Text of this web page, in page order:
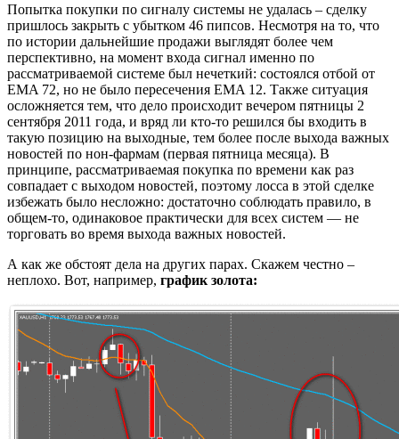
Попытка покупки по сигналу системы не удалась – сделку
пришлось закрыть с убытком 46 пипсов. Несмотря на то, что
по истории дальнейшие продажи выглядят более чем
перспективно, на момент входа сигнал именно по
рассматриваемой системе был нечеткий: состоялся отбой от
EMA 72, но не было пересечения EMA 12. Также ситуация
осложняется тем, что дело происходит вечером пятницы 2
сентября 2011 года, и вряд ли кто-то решился бы входить в
такую позицию на выходные, тем более после выхода важных
новостей по нон-фармам (первая пятница месяца). В
принципе, рассматриваемая покупка по времени как раз
совпадает с выходом новостей, поэтому лосса в этой сделке
избежать было несложно: достаточно соблюдать правило, в
общем-то, одинаковое практически для всех систем — не
торговать во время выхода важных новостей.
А как же обстоят дела на других парах. Скажем честно –
неплохо. Вот, например, график золота: